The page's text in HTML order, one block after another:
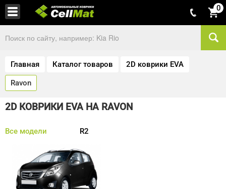
0
Главная Каталог товаров 2D коврики EVA
Ravon
2D КОВРИКИ EVA НА RAVON
Все модели R2